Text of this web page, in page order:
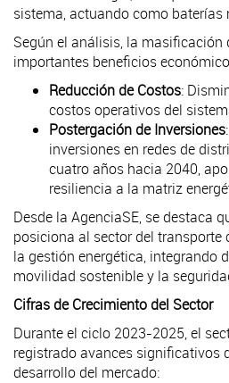
sistema, actuando como baterías
Según el análisis, la masificación
importantes beneficios
Reducción de Costos:
costos operativos del
Postergación de Inversiones
inversiones en redes de
cuatro años hacia 2040,
resiliencia a la matriz
Desde la AgenciaSE, se destaca
posiciona al sector del transporte
la gestión energética, integrando
movilidad sostenible y la
Cifras de Crecimiento del Sector
Durante el ciclo 2023-2025, el
registrado avances significativos
desarrollo del mercado: